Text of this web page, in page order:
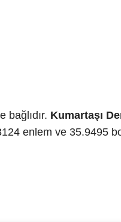
bağlıdır. Kumartaşı
enlem ve 35.9495